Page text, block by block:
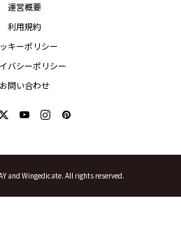
運営概要
利用規約
キーポリシー
バシーポリシー
お問い合わせ
and Wingedicate. All rights reserved.